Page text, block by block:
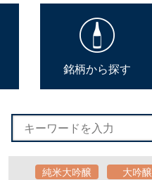
銘柄から探す
純米大吟醸 大吟醸